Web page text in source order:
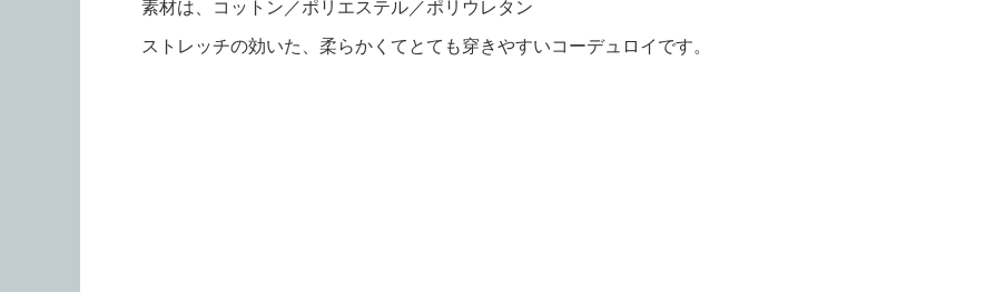
素材は、コットン／ポリエステル／ポリウレタン
ストレッチの効いた、柔らかくてとても穿きやすいコーデュロイです。